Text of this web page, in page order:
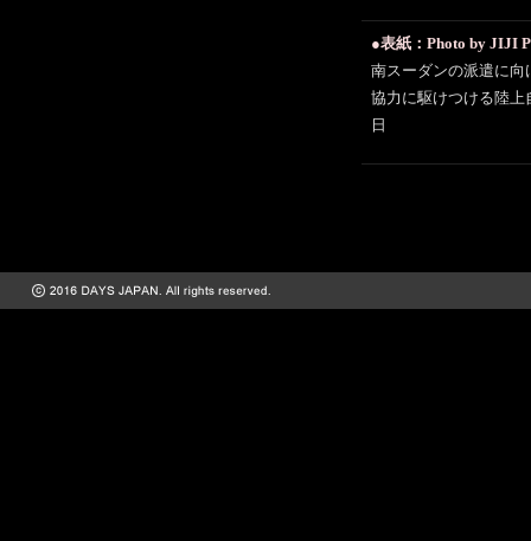
●表紙：Photo by JIJI
南スーダンの派遣に
協力に駆けつける陸上
日